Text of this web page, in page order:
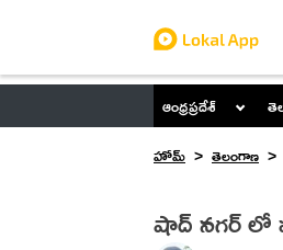
ఆంధ్రప్రదేశ్
హోమ్
తెలంగాణ
షాద్ నగర్ లో